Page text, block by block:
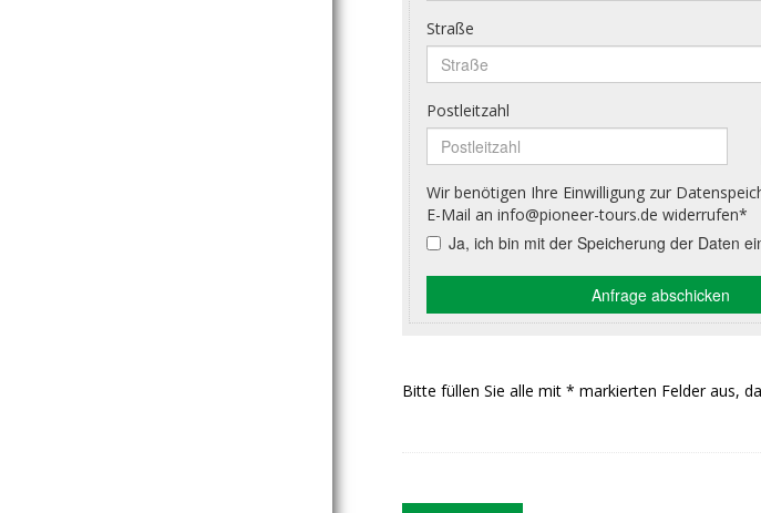
Bitte füllen Sie alle mit * markierten Felder aus,